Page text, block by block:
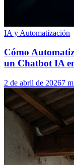
IA y Automatización
Cómo
un Chatbot IA
2 de abril de 20267